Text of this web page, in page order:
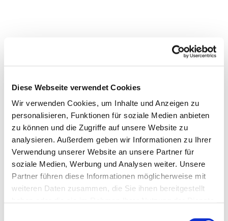
Diese Webseite verwendet Cookies
Wir verwenden Cookies, um Inhalte und Anzeigen zu
personalisieren, Funktionen für soziale Medien anbieten
zu können und die Zugriffe auf unsere Website zu
analysieren. Außerdem geben wir Informationen zu Ihrer
Verwendung unserer Website an unsere Partner für
soziale Medien, Werbung und Analysen weiter. Unsere
Partner führen diese Informationen möglicherweise mit
weiteren Daten zusammen, die Sie ihnen bereitgestellt
Dies könnte Sie auch
interessieren